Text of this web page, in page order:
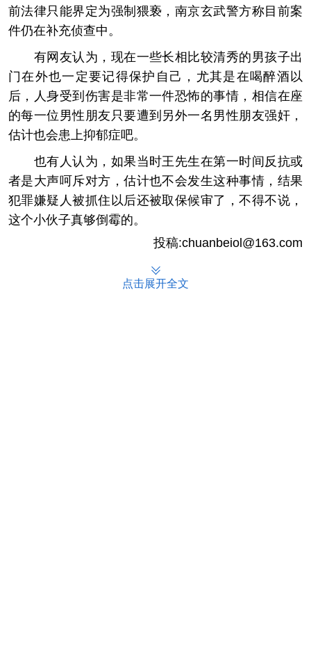
前法律只能界定为强制猥亵，南京玄武警方称目前案
件仍在补充侦查中。
有网友认为，现在一些长相比较清秀的男孩子出
门在外也一定要记得保护自己，尤其是在喝醉酒以
后，人身受到伤害是非常一件恐怖的事情，相信在座
的每一位男性朋友只要遭到另外一名男性朋友强奸，
估计也会患上抑郁症吧。
也有人认为，如果当时王先生在第一时间反抗或
者是大声呵斥对方，估计也不会发生这种事情，结果
犯罪嫌疑人被抓住以后还被取保候审了，不得不说，
这个小伙子真够倒霉的。
投稿:chuanbeiol@163.com
点击展开全文